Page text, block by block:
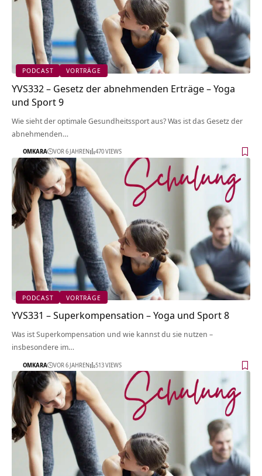
PODCAST VORTRÄGE
YVS332 – Gesetz der abnehmenden Erträge – Yoga
und Sport 9
Wie sieht der optimale Gesundheitssport aus? Was ist das Gesetz der
abnehmenden…
OMKARA VOR 6 JAHREN 470 VIEWS
PODCAST VORTRÄGE
YVS331 – Superkompensation – Yoga und Sport 8
Was ist Superkompensation und wie kannst du sie nutzen –
insbesondere im…
OMKARA VOR 6 JAHREN 513 VIEWS